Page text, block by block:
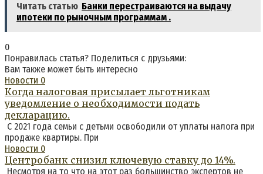
Читать статью Банки перестраиваются на выдачу
ипотеки по рыночным программам .
0
Понравилась статья? Поделиться с друзьями:
Вам также может быть интересно
Новости 0
Когда налоговая присылает льготникам
уведомление о необходимости подать
декларацию.
С 2021 года семьи с детьми освободили от уплаты налога при
продаже квартиры. При
Новости 0
Центробанк снизил ключевую ставку до 14%.
Несмотря на то что на этот раз большинство экспертов не